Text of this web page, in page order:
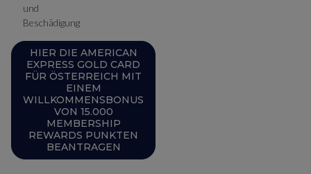
und
Beschädigung
HIER DIE AMERICAN
EXPRESS GOLD CARD
FÜR ÖSTERREICH MIT
EINEM
WILLKOMMENSBONUS
VON 15.000
MEMBERSHIP
REWARDS PUNKTEN
BEANTRAGEN